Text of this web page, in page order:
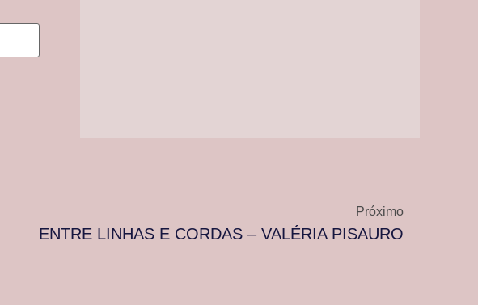
Próximo
ENTRE LINHAS E CORDAS – VALÉRIA PISAURO